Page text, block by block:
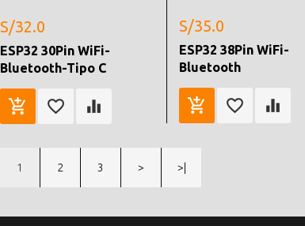
S/32.0
ESP32 30Pin WiFi-
Bluetooth-Tipo C
S/35.0
ESP32 38Pin WiFi-
Bluetooth
1 2 3 > >|